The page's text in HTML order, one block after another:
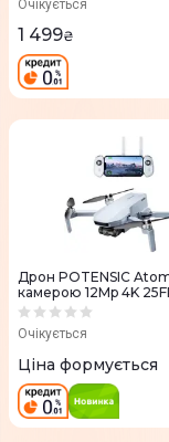
Очікується
1 499₴
Дрон POTENSIC
камерою 12Mp 4K
Очікується
Ціна формується